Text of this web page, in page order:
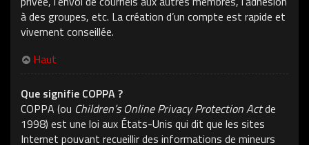
à des groupes, etc. La création d’un compte est rapide et
vivement conseillée.
Haut
Que signifie COPPA ?
COPPA (ou Children’s Online Privacy Protection Actde
1998) est une loi aux États-Unis qui dit que les sites
Internet pouvant recueillir des informations de mineurs